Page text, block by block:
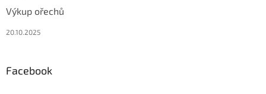
Výkup ořechů
20.10.2025
Facebook